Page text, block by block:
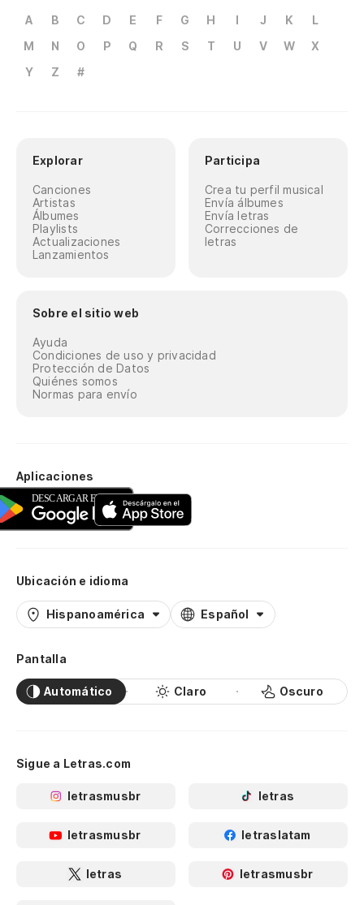
A B C D E F G H I J K
L
M
N O P Q R S T U V W
X
Y
Z #
Explorar
Canciones
Artistas
Álbumes
Playlists
Actualizaciones
Lanzamientos
Participa
Crea tu perfil musical
Envía álbumes
Envía letras
Correcciones de
letras
Sobre el sitio web
Ayuda
Condiciones de uso y privacidad
Protección de Datos
Quiénes somos
Normas para envío
Aplicaciones
Ubicación e idioma
Hispanoamérica Español
Pantalla
Automático Claro Oscuro
Sigue a Letras.com
letrasmusbr letras
letrasmusbr letraslatam
letras letrasmusbr